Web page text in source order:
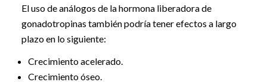
El uso de análogos de la hormona liberadora de
gonadotropinas también podría tener efectos a largo
plazo en lo siguiente:
Crecimiento acelerado.
Crecimiento óseo.